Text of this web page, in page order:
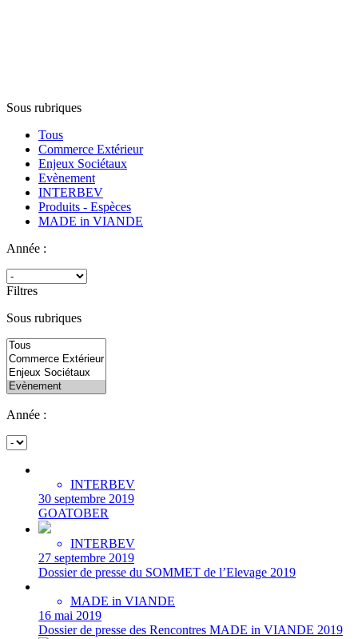
Sous rubriques
Tous
Commerce Extérieur
Enjeux Sociétaux
Evènement
INTERBEV
Produits - Espèces
MADE in VIANDE
Année :
Filtres
Sous rubriques
Année :
INTERBEV
30 septembre 2019
GOATOBER
INTERBEV
27 septembre 2019
Dossier de presse du SOMMET de l’Elevage 2019
MADE in VIANDE
16 mai 2019
Dossier de presse des Rencontres MADE in VIANDE 2019